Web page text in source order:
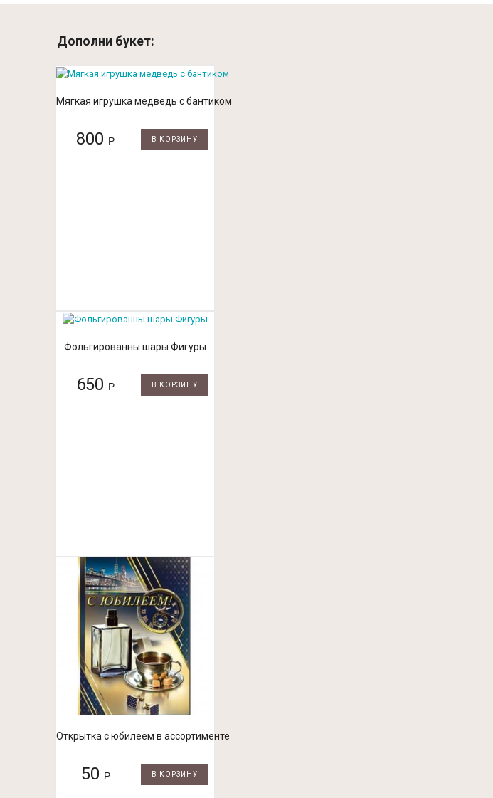
Дополни букет:
Мягкая игрушка медведь с бантиком
800 Р В КОРЗИНУ
Фольгированны шары Фигуры
650 Р В КОРЗИНУ
Открытка с юбилеем в ассортименте
50 Р В КОРЗИНУ